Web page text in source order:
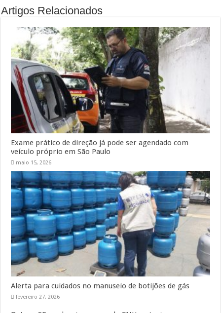
Artigos Relacionados
Exame prático de direção já pode ser agendado com
veículo próprio em São Paulo
maio 15, 2026
Alerta para cuidados no manuseio de botijões de gás
fevereiro 27, 2026